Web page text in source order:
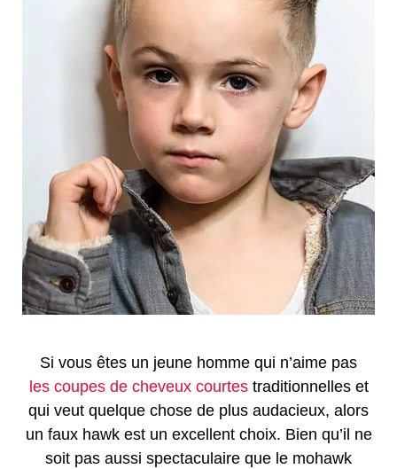
Si vous êtes un jeune homme qui n’aime pas
les coupes de cheveux courtestraditionnelles et
qui veut quelque chose de plus audacieux, alors
un faux hawk est un excellent choix. Bien qu’il ne
soit pas aussi spectaculaire que le mohawk